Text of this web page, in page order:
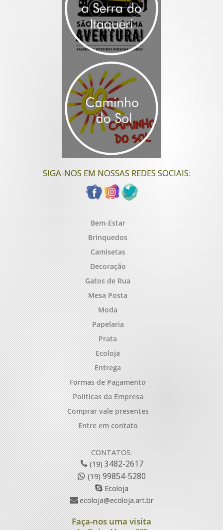
SIGA-NOS EM NOSSAS REDES SOCIAIS:
Bem-Estar
Brinquedos
Camisetas
Decoração
Gatos de Rua
Mesa Posta
Moda
Papelaria
Prata
Ecoloja
Entrega
Formas de Pagamento
Políticas da Empresa
Comprar vale presentes
Entre em contato
CONTATOS:
(19)3482-2617
(19)99854-5280
Ecoloja
ecoloja@ecoloja.art.br
Faça-nos uma visita